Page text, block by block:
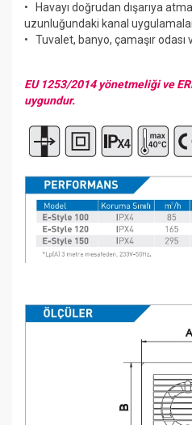
• Havayı doğrudan dışarıya
uzunluğundaki kanal
• Tuvalet, banyo, çamaşır
EU 1253/2014 yönetmeliği ve
uygundur.